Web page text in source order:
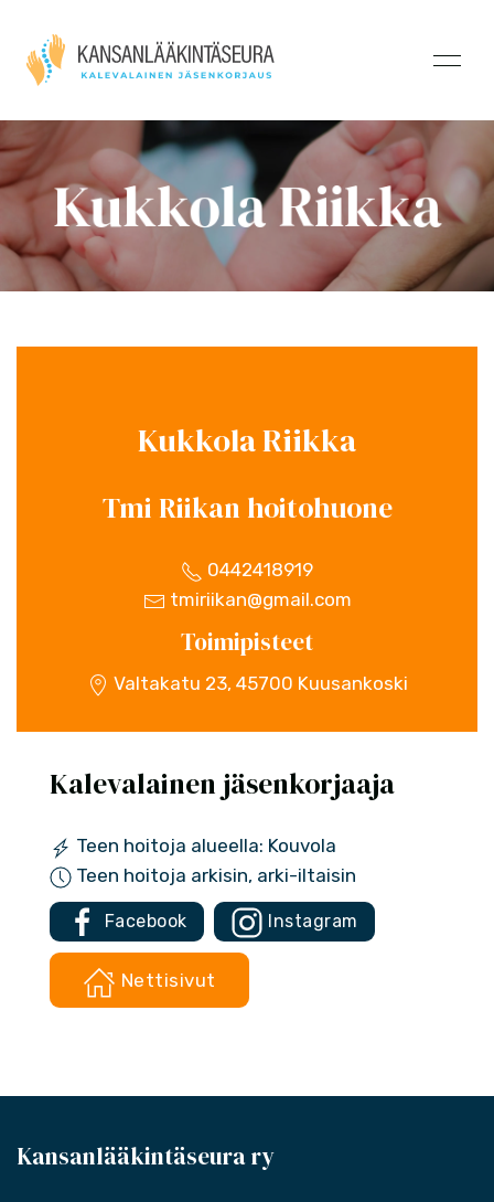
Kukkola Riikka
Kukkola Riikka
Tmi Riikan hoitohuone
0442418919
tmiriikan@gmail.com
Toimipisteet
Valtakatu 23, 45700 Kuusankoski
Kalevalainen jäsenkorjaaja
Teen hoitoja alueella: Kouvola
Teen hoitoja arkisin, arki-iltaisin
Facebook Instagram
Nettisivut
Kansanlääkintäseura ry